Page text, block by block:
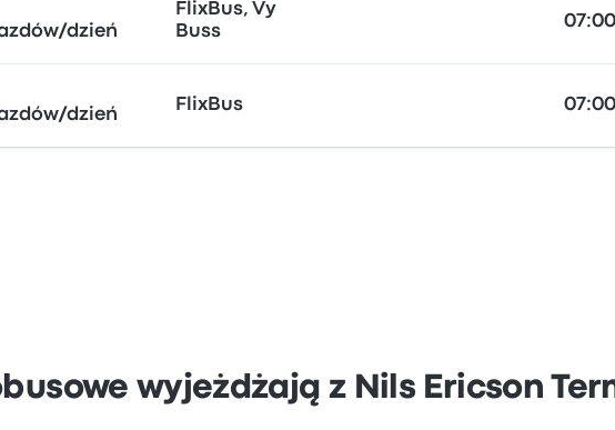
dzień
FlixBus, Vy
Buss
07:00
dzień
FlixBus 07:00
wyjeżdżają z Nils Ericson